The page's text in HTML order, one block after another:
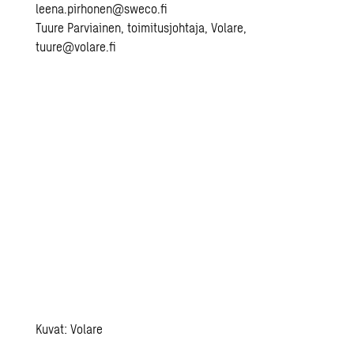
leena.pirhonen@sweco.fi
Tuure Parviainen, toimitusjohtaja, Volare,
tuure@volare.fi
Kuvat: Volare